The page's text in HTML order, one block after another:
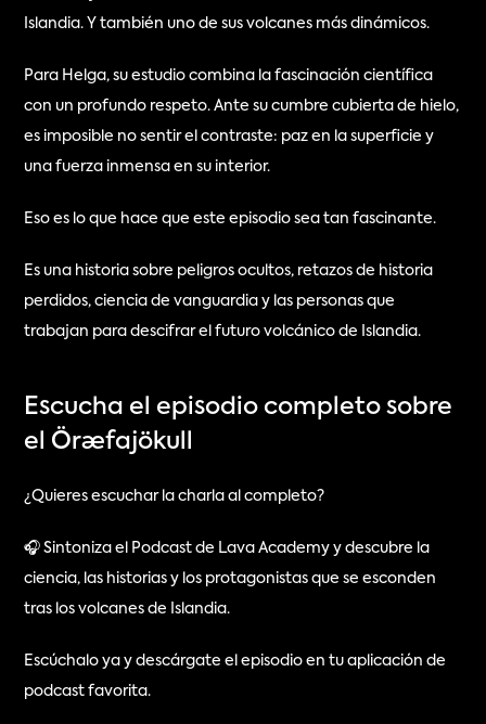
Islandia. Y también uno de sus volcanes más dinámicos.
Para Helga, su estudio combina la fascinación científica
con un profundo respeto. Ante su cumbre cubierta de hielo,
es imposible no sentir el contraste: paz en la superficie y
una fuerza inmensa en su interior.
Eso es lo que hace que este episodio sea tan fascinante.
Es una historia sobre peligros ocultos, retazos de historia
perdidos, ciencia de vanguardia y las personas que
trabajan para descifrar el futuro volcánico de Islandia.
Escucha el episodio completo sobre
el Öræfajökull
¿Quieres escuchar la charla al completo?
🎧 Sintoniza el Podcast de Lava Academy y descubre la
ciencia, las historias y los protagonistas que se esconden
tras los volcanes de Islandia.
Escúchalo ya y descárgate el episodio en tu aplicación de
podcast favorita.